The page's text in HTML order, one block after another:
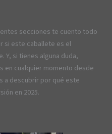
secciones te cuento todo
si este caballete es el
Y, si tienes alguna duda,
en cualquier momento desde
a descubrir por qué este
en 2025.